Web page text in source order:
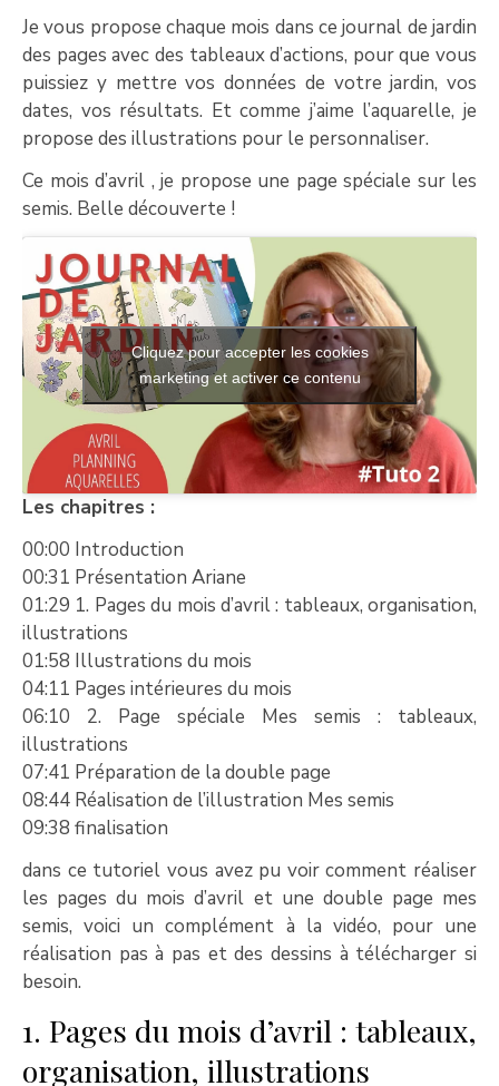
Je vous propose chaque mois dans ce journal de jardin
des pages avec des tableaux d’actions, pour que vous
puissiez y mettre vos données de votre jardin, vos
dates, vos résultats. Et comme j’aime l’aquarelle, je
propose des illustrations pour le personnaliser.
Ce mois d’avril , je propose une page spéciale sur les
semis. Belle découverte !
Cliquez pour accepter les cookies
marketing et activer ce contenu
Les chapitres :
00:00 Introduction
00:31 Présentation Ariane
01:29 1. Pages du mois d’avril : tableaux, organisation,
illustrations
01:58 Illustrations du mois
04:11 Pages intérieures du mois
06:10 2. Page spéciale Mes semis : tableaux,
illustrations
07:41 Préparation de la double page
08:44 Réalisation de l’illustration Mes semis
09:38 finalisation
dans ce tutoriel vous avez pu voir comment réaliser
les pages du mois d’avril et une double page mes
semis, voici un complément à la vidéo, pour une
réalisation pas à pas et des dessins à télécharger si
besoin.
1. Pages du mois d’avril : tableaux,
organisation, illustrations